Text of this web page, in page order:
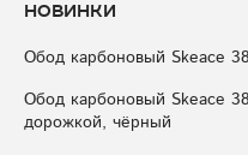
Новинки
Обод карбоновый Skeace
Обод карбоновый Skeace
дорожкой, чёрный